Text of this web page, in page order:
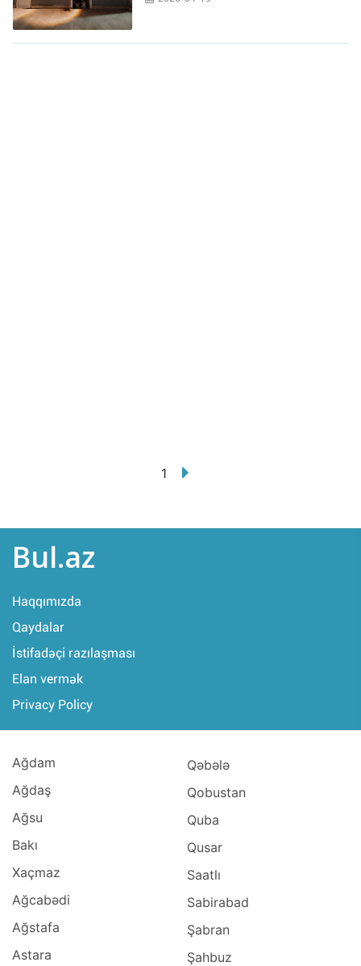
1
Bul.az
Haqqımızda
Qaydalar
İstifadəçi razılaşması
Elan vermək
Privacy Policy
Ağdam
Ağdaş
Ağsu
Bakı
Xaçmaz
Ağcabədi
Ağstafa
Astara
Qəbələ
Qobustan
Quba
Qusar
Saatlı
Sabirabad
Şabran
Şahbuz